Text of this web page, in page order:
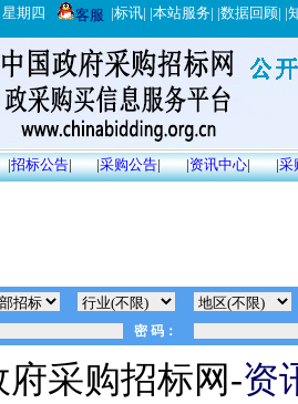
期四 客服 |标讯| |本站服务| |数据回顾| |
|招标公告| |采购公告| |资讯中心| |采
府采购招标网-资